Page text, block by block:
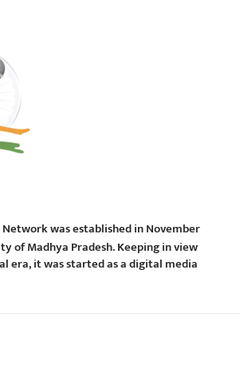
was established in November
of Madhya Pradesh. Keeping in view
era, it was started as a digital media